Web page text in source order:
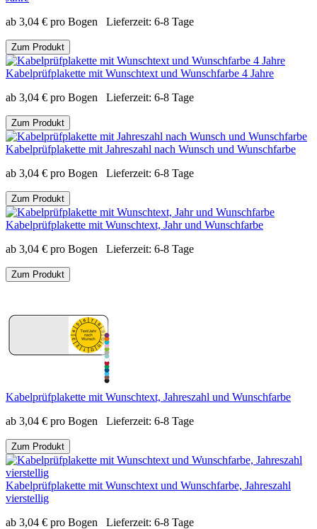
ab 3,04 € pro Bogen Lieferzeit: 6-8 Tage
Zum Produkt
Kabelprüfplakette mit Wunschtext und Wunschfarbe 4 Jahre
ab 3,04 € pro Bogen Lieferzeit: 6-8 Tage
Zum Produkt
Kabelprüfplakette mit Jahreszahl nach Wunsch und Wunschfarbe
ab 3,04 € pro Bogen Lieferzeit: 6-8 Tage
Zum Produkt
Kabelprüfplakette mit Wunschtext, Jahr und Wunschfarbe
ab 3,04 € pro Bogen Lieferzeit: 6-8 Tage
Zum Produkt
Kabelprüfplakette mit Wunschtext, Jahreszahl und Wunschfarbe
ab 3,04 € pro Bogen Lieferzeit: 6-8 Tage
Zum Produkt
Kabelprüfplakette mit Wunschtext und Wunschfarbe, Jahreszahl
vierstellig
ab 3,04 € pro Bogen Lieferzeit: 6-8 Tage